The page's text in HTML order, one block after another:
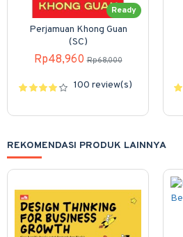
Ready
Perjamuan Khong Guan
(SC)
Rp48,960 Rp68,000
100 review(s)
REKOMENDASI PRODUK LAINNYA